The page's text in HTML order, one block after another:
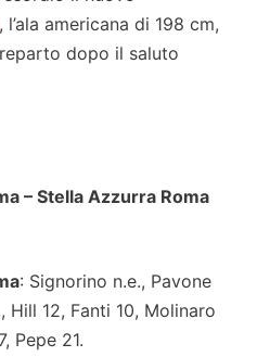
, l’ala americana di 198 cm,
dopo il saluto
– Stella Azzurra Roma
: Signorino n.e., Pavone
Hill 12, Fanti 10, Molinaro
Pepe 21.